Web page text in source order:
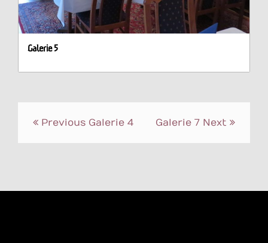
Galerie 5
Post
Previous Galerie 4 Galerie 7 Next